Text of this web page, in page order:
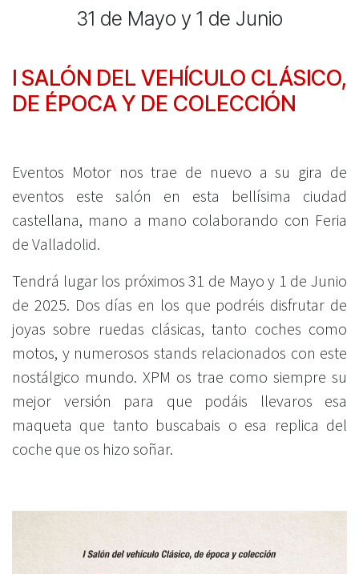
31 de Mayo y 1 de Junio
I SALÓN DEL VEHÍCULO CLÁSICO,
DE ÉPOCA Y DE COLECCIÓN
Eventos Motor nos trae de nuevo a su gira de
eventos este salón en esta bellísima ciudad
castellana, mano a mano colaborando con Feria
de Valladolid.
Tendrá lugar los próximos 31 de Mayo y 1 de Junio
de 2025. Dos días en los que podréis disfrutar de
joyas sobre ruedas clásicas, tanto coches como
motos, y numerosos stands relacionados con este
nostálgico mundo. XPM os trae como siempre su
mejor versión para que podáis llevaros esa
maqueta que tanto buscabais o esa replica del
coche que os hizo soñar.